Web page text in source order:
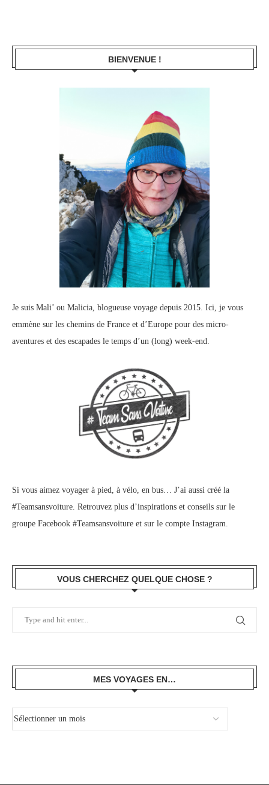
BIENVENUE !
Je suis Mali’ ou Malicia, blogueuse voyage depuis 2015. Ici, je vous
emmène sur les chemins de France et d’Europe pour des micro-
aventures et des escapades le temps d’un (long) week-end.
Si vous aimez voyager à pied, à vélo, en bus… J’ai aussi créé la
#Teamsansvoiture. Retrouvez plus d’inspirations et conseils sur le
groupe Facebook #Teamsansvoiture et sur le compte Instagram.
VOUS CHERCHEZ QUELQUE CHOSE ?
MES VOYAGES EN…